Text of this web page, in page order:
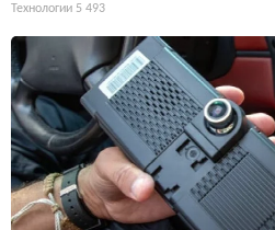
Технологии 5 493